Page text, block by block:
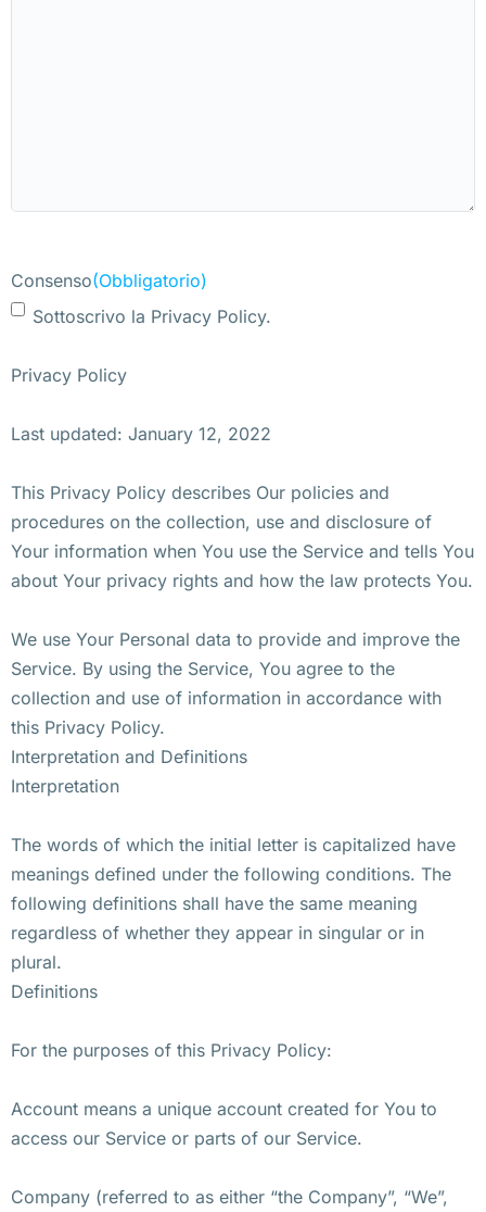
Consenso(Obbligatorio)
Sottoscrivo la Privacy Policy.
Privacy Policy
Last updated: January 12, 2022
This Privacy Policy describes Our policies and
procedures on the collection, use and disclosure of
Your information when You use the Service and tells You
about Your privacy rights and how the law protects You.
We use Your Personal data to provide and improve the
Service. By using the Service, You agree to the
collection and use of information in accordance with
this Privacy Policy.
Interpretation and Definitions
Interpretation
The words of which the initial letter is capitalized have
meanings defined under the following conditions. The
following definitions shall have the same meaning
regardless of whether they appear in singular or in
plural.
Definitions
For the purposes of this Privacy Policy:
Account means a unique account created for You to
access our Service or parts of our Service.
Company (referred to as either “the Company”, “We”,